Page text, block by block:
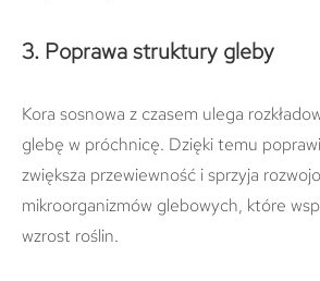
3. Poprawa struktury gleby
Kora sosnowa z czasem ulega
glebę w próchnicę. Dzięki temu
zwiększa przewiewność i sprzyja
mikroorganizmów glebowych, które
wzrost roślin.